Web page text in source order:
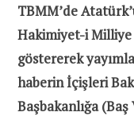
TBMM’de
Hakimiyet-i Milliye
göstererek
haberin İçişleri
Başbakanlığa (Baş